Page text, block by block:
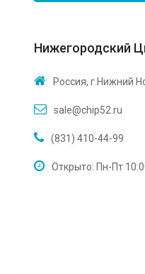
Нижегородский
Россия, г.Нижний
sale@chip52.ru
(831) 410-44-99
Открыто: Пн-Пт